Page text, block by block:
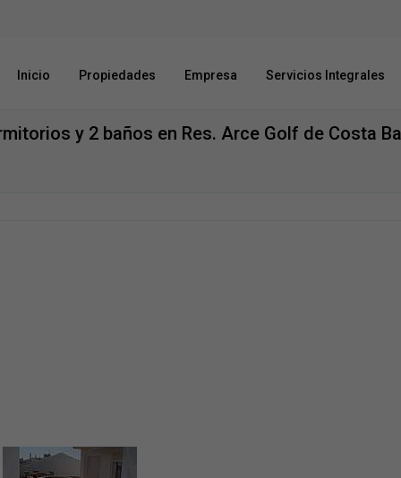
Inicio Propiedades Empresa Servicios Integrales
y 2 baños en Res. Arce Golf de Costa